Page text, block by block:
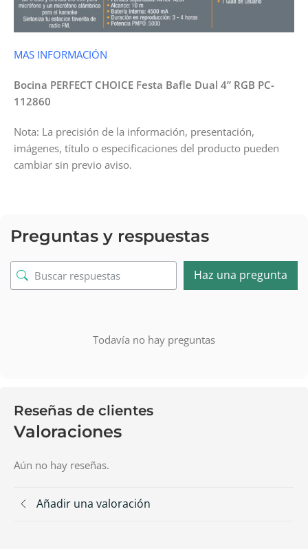
MAS INFORMACIÓN
Bocina PERFECT CHOICE Festa Bafle Dual 4” RGB PC-
112860
Nota: La precisión de la información, presentación,
imágenes, título o especificaciones del producto pueden
cambiar sin previo aviso.
Preguntas y respuestas
Haz una pregunta
Todavía no hay preguntas
Reseñas de clientes
Valoraciones
Aún no hay reseñas.
Añadir una valoración